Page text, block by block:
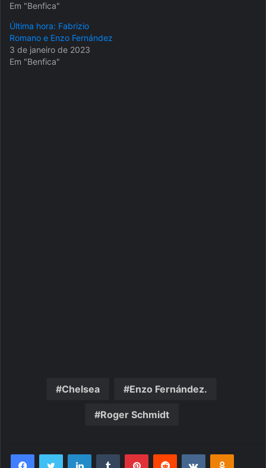
Em "Benfica"
Última hora: Fabrizio
Romano e Enzo Fernández
3 de janeiro de 2023
Em "Benfica"
Chelsea Enzo Fernández.
Roger Schmidt
FacebookTwitter LinkedinTumblr PinterestReddit VK OK